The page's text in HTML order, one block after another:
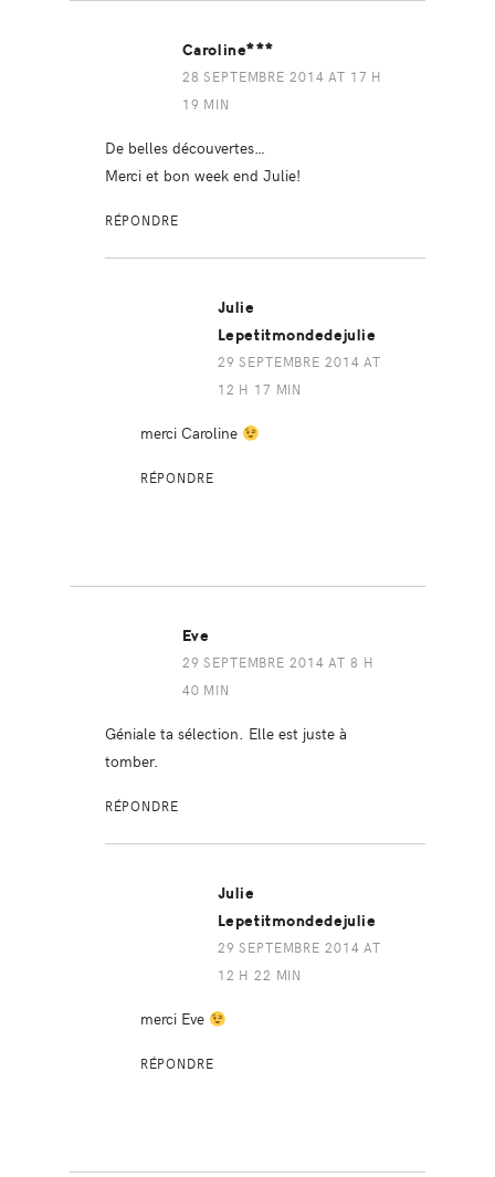
Caroline***
28 SEPTEMBRE 2014 AT 17 H
19 MIN
De belles découvertes…
Merci et bon week end Julie!
RÉPONDRE
Julie
Lepetitmondedejulie
29 SEPTEMBRE 2014 AT
12 H 17 MIN
merci Caroline
RÉPONDRE
Eve
29 SEPTEMBRE 2014 AT 8 H
40 MIN
Géniale ta sélection. Elle est juste à
tomber.
RÉPONDRE
Julie
Lepetitmondedejulie
29 SEPTEMBRE 2014 AT
12 H 22 MIN
merci Eve
RÉPONDRE